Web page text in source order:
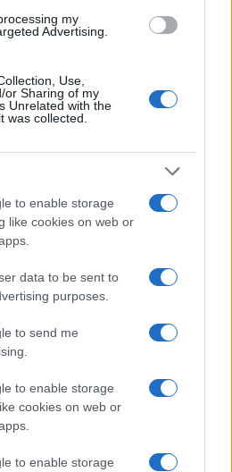
my
Advertising.
Use,
or Sharing of my
Unrelated with the
was collected.
to enable storage
like cookies on web or
data to be sent to
purposes.
to send me
to enable storage
cookies on web or
to enable storage
poročilo PU Celje
V torek ob nespremenjenih